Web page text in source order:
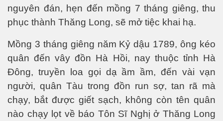
nguyên đán, hẹn đến mồng 7 tháng giêng, thu
phục thành Thăng Long, sẽ mở tiệc khai hạ.
Mồng 3 tháng giêng năm Kỷ dậu 1789, ông kéo
quân đến vây đồn Hà Hồi, nay thuộc tỉnh Hà
Đông, truyền loa gọi dạ ầm ầm, đến vài vạn
người, quân Tàu trong đồn run sợ, tan rã mà
chạy, bắt được giết sạch, không còn tên quân
nào chạy lọt về báo Tôn Sĩ Nghị ở Thăng Long
2